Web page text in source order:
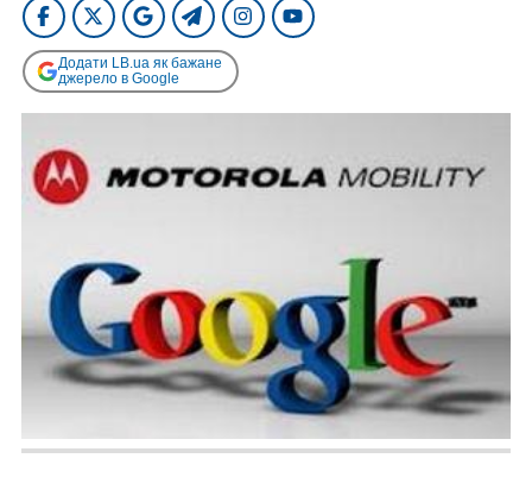
Додати LB.ua як бажане
джерело в Google